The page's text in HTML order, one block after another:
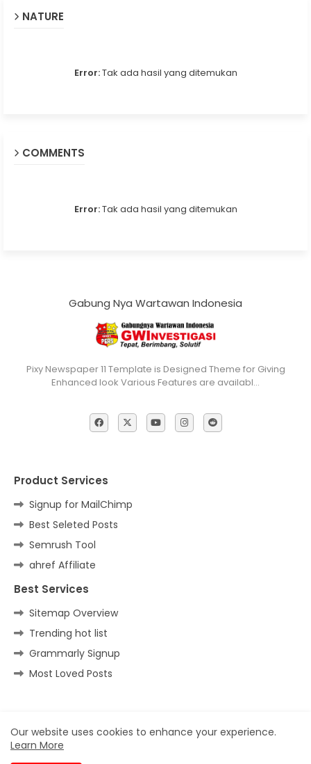
NATURE
Error:Tak ada hasil yang ditemukan
COMMENTS
Error:Tak ada hasil yang ditemukan
Gabung Nya Wartawan Indonesia
Pixy Newspaper 11 Template is Designed Theme for Giving
Enhanced look Various Features are availabl…
Product Services
Signup for MailChimp
Best Seleted Posts
Semrush Tool
ahref Affiliate
Best Services
Sitemap Overview
Trending hot list
Grammarly Signup
Most Loved Posts
Home Contact us Privacy Policy
Our website uses cookies to enhance your experience.
Learn More